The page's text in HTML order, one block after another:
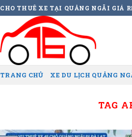
CHO THUÊ XE TẠI QUẢNG NGÃI GIÁ
TRANG CHỦ XE DU LỊCH QUẢNG
TAG